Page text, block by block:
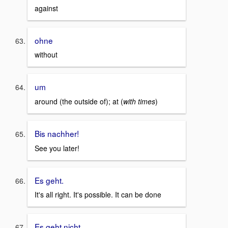
against
ohne
without
um
around (the outside of); at (with times)
Bis nachher!
See you later!
Es geht.
It's all right. It's possible. It can be done